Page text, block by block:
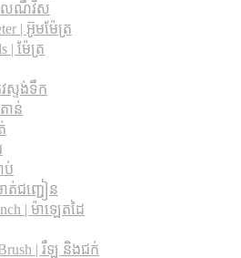
ទុលណឺវីស
| អ៊ូមម៉ែត្រ
| ម៉ែត្រ
ស្ទង់ទឹក
ាន់
ប់
ាត់ជញ្ជៀន
|​ ម៉ាឡេតដៃ
| រឺឡូ និងជក់